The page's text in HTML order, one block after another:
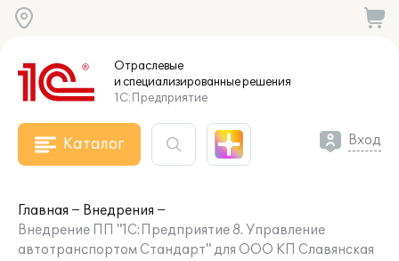
Отраслевые
и специализированныерешения
1С:Предприятие
Каталог Вход
Главная
Внедрения
Внедрение ПП "1С:Предприятие 8. Управление
автотранспортом Стандарт" для ООО КП Славянская